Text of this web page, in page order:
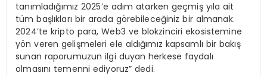
tanımladığımız 2025’e adım atarken geçmiş yıla ait
tüm başlıkları bir arada görebileceğiniz bir almanak.
2024’te kripto para, Web3 ve blokzinciri ekosistemine
yön veren gelişmeleri ele aldığımız kapsamlı bir bakış
sunan raporumuzun ilgi duyan herkese faydalı
olmasını temenni ediyoruz” dedi.